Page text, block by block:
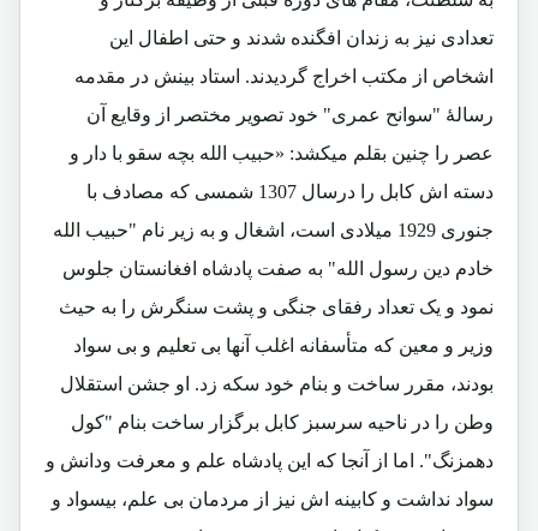
تعدادی نیز به زندان افگنده شدند و حتی اطفال این
اشخاص از مکتب اخراج گردیدند. استاد بینش در مقدمه
رسالۀ "سوانح عمری" خود تصویر مختصر از وقایع آن
عصر را چنین بقلم میکشد: «حبیب الله بچه سقو با دار و
دسته اش کابل را درسال 1307 شمسی که مصادف با
جنوری 1929 میلادی است، اشغال و به زیر نام "حبیب الله
خادم دین رسول الله" به صفت پادشاه افغانستان جلوس
نمود و یک تعداد رفقای جنگی و پشت سنگرش را به حیث
وزیر و معین که متأسفانه اغلب آنها بی تعلیم و بی سواد
بودند، مقرر ساخت و بنام خود سکه زد. او جشن استقلال
وطن را در ناحیه سرسبز کابل برگزار ساخت بنام "کول
دهمزنگ". اما از آنجا که این پادشاه علم و معرفت ودانش و
سواد نداشت و کابینه اش نیز از مردمان بی علم، بیسواد و